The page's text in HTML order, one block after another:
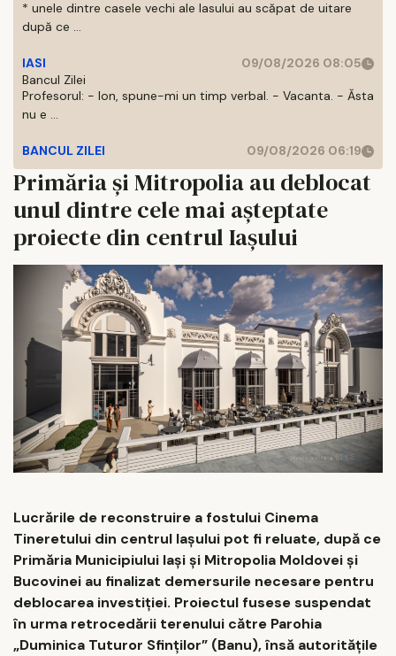
* unele dintre casele vechi ale Iasului au scăpat de uitare
după ce ...
IASI
09/08/2026 08:05
Bancul Zilei
Profesorul: - Ion, spune-mi un timp verbal. - Vacanta. - Ăsta
nu e ...
BANCUL ZILEI 09/08/2026 06:19
Primăria și Mitropolia au deblocat
unul dintre cele mai așteptate
proiecte din centrul Iașului
Lucrările de reconstruire a fostului Cinema
Tineretului din centrul Iașului pot fi reluate, după ce
Primăria Municipiului Iași și Mitropolia Moldovei și
Bucovinei au finalizat demersurile necesare pentru
deblocarea investiției. Proiectul fusese suspendat
în urma retrocedării terenului către Parohia
„Duminica Tuturor Sfinților” (Banu), însă autoritățile